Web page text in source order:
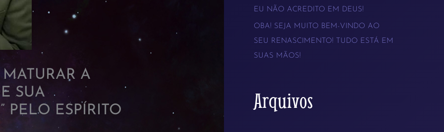
A
SUA
PELO ESPÍRITO
r
:
EU NÃO ACREDITO EM DEUS!
OBA! SEJA MUITO BEM-VINDO AO
SEU RENASCIMENTO! TUDO ESTÁ EM
SUAS MÃOS!
Arquivos